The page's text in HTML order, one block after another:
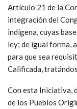
Artículo 21 de la
integración del
indígena, cuyas
ley; de igual forma,
para que sea
Calificada,
Con esta Iniciativa,
de los Pueblos